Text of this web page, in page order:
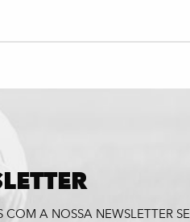
A NOSSA NEWSLETTER